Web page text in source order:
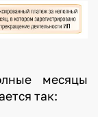
месяцы
так: